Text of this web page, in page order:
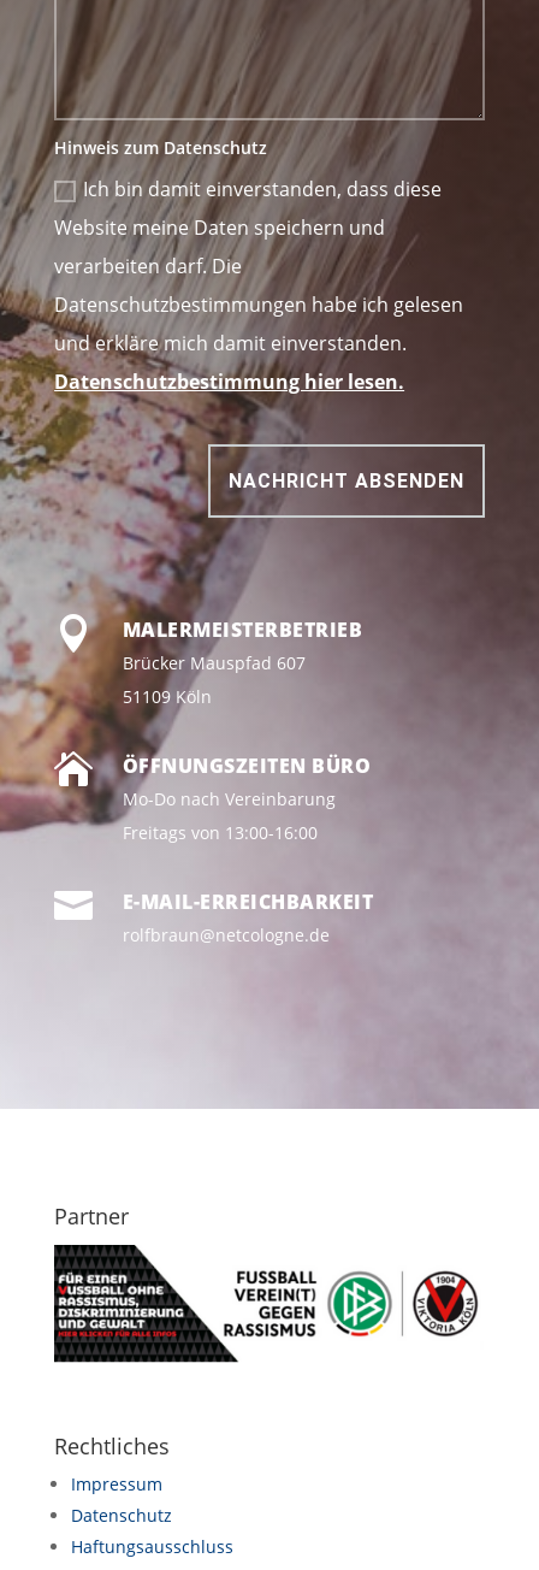
Hinweis zum Datenschutz
Ich bin damit einverstanden, dass diese
Website meine Daten speichern und
verarbeiten darf. Die
Datenschutzbestimmungen habe ich gelesen
und erkläre mich damit einverstanden.
Datenschutzbestimmung hier lesen.
NACHRICHT ABSENDEN
 MALERMEISTERBETRIEB
Brücker Mauspfad 607
51109 Köln
 ÖFFNUNGSZEITEN BÜRO
Mo-Do nach Vereinbarung
Freitags von 13:00-16:00
 E-MAIL-ERREICHBARKEIT
rolfbraun@netcologne.de
Partner
Rechtliches
Impressum
Datenschutz
Haftungsausschluss